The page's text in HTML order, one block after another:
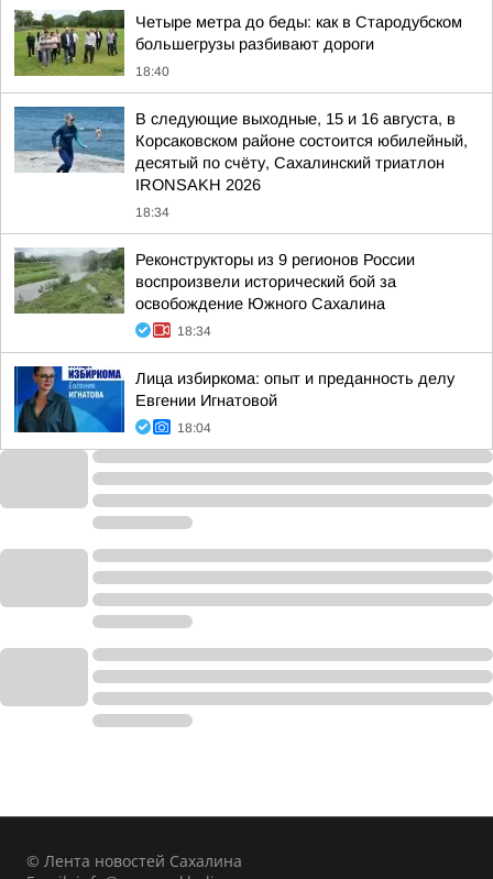
Четыре метра до беды: как в Стародубском
большегрузы разбивают дороги
18:40
В следующие выходные, 15 и 16 августа, в
Корсаковском районе состоится юбилейный,
десятый по счёту, Сахалинский триатлон
IRONSAKH 2026
18:34
Реконструкторы из 9 регионов России
воспроизвели исторический бой за
освобождение Южного Сахалина
18:34
Лица избиркома: опыт и преданность делу
Евгении Игнатовой
18:04
© Лента новостей Сахалина